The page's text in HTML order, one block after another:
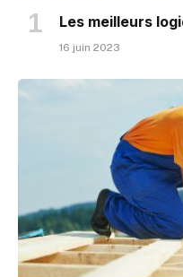
Les meilleurs
16 juin 2023